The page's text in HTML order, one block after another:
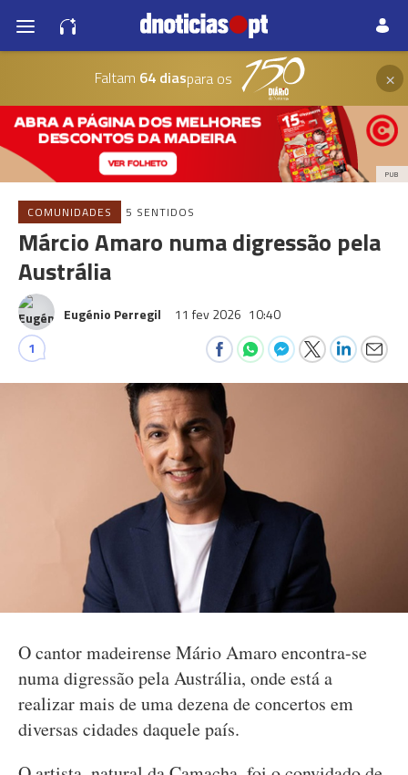
Faltam 64 diaspara os ×
PUB
COMUNIDADES 5 SENTIDOS
Márcio Amaro numa digressão pela
Austrália
Eugénio Perregil 11 fev 2026 10:40
1
O cantor madeirense Mário Amaro encontra-se
numa digressão pela Austrália, onde está a
realizar mais de uma dezena de concertos em
diversas cidades daquele país.